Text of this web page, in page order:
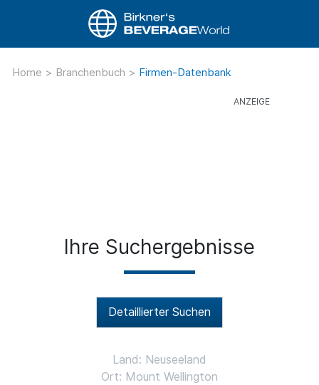
Home > Branchenbuch > Firmen-Datenbank
Ihre Suchergebnisse
Detaillierter Suchen
Land: Neuseeland
Ort: Mount Wellington